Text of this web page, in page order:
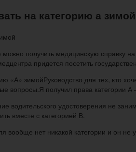
на категорию а
можно получить медицинскую справку
придется посетить
«А» зимойРуководство для тех, кто
вопросы.Я получил права категории
водительского удостоверения не
вместе с категорией В.
вообще нет никакой категории и он